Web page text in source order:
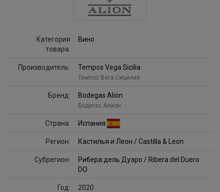
Категория
товара:
Вино
Производитель: Tempos Vega Sicilia
Темпос Вега Сицилия
Бренд: Bodegas Alion
Бодегас Алион
Страна: Испания
Регион: Кастилья и Леон / Castilla & Leon
Субрегион:
Рибера дель Дуэро / Ribera del Duero
DO
Год: 2020